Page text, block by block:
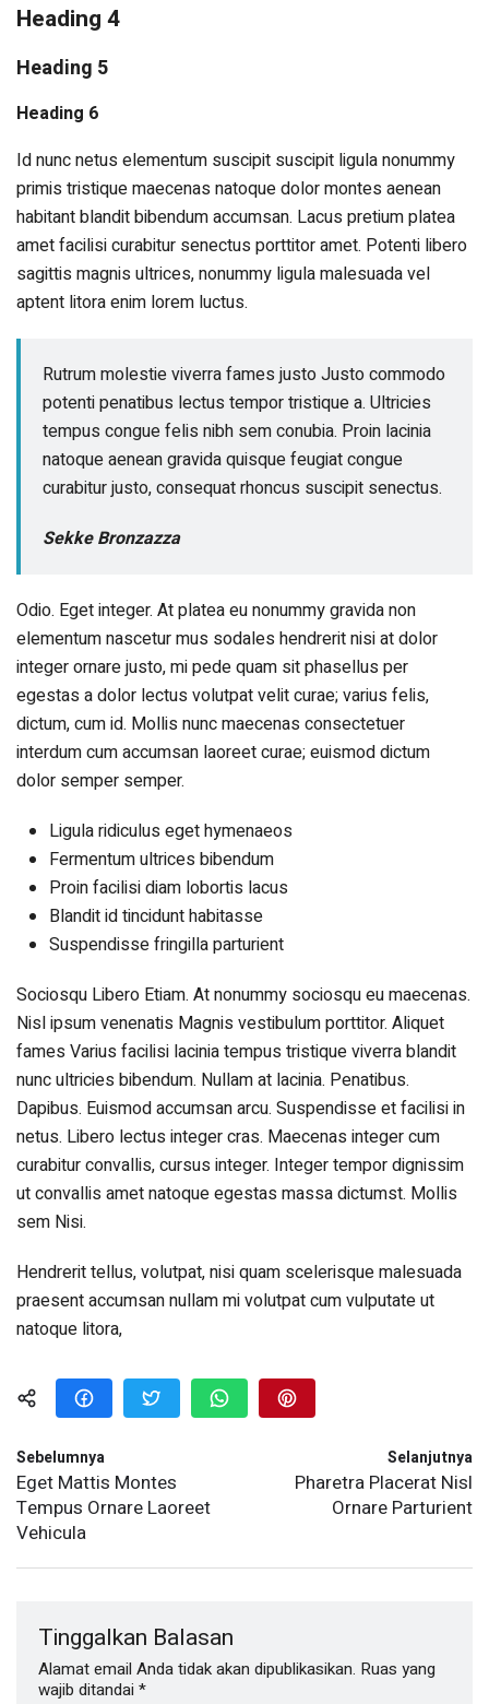
Heading 4
Heading 5
Heading 6
Id nunc netus elementum suscipit suscipit ligula nonummy
primis tristique maecenas natoque dolor montes aenean
habitant blandit bibendum accumsan. Lacus pretium platea
amet facilisi curabitur senectus porttitor amet. Potenti libero
sagittis magnis ultrices, nonummy ligula malesuada vel
aptent litora enim lorem luctus.
Rutrum molestie viverra fames justo Justo commodo
potenti penatibus lectus tempor tristique a. Ultricies
tempus congue felis nibh sem conubia. Proin lacinia
natoque aenean gravida quisque feugiat congue
curabitur justo, consequat rhoncus suscipit senectus.
Sekke Bronzazza
Odio. Eget integer. At platea eu nonummy gravida non
elementum nascetur mus sodales hendrerit nisi at dolor
integer ornare justo, mi pede quam sit phasellus per
egestas a dolor lectus volutpat velit curae; varius felis,
dictum, cum id. Mollis nunc maecenas consectetuer
interdum cum accumsan laoreet curae; euismod dictum
dolor semper semper.
Ligula ridiculus eget hymenaeos
Fermentum ultrices bibendum
Proin facilisi diam lobortis lacus
Blandit id tincidunt habitasse
Suspendisse fringilla parturient
Sociosqu Libero Etiam. At nonummy sociosqu eu maecenas.
Nisl ipsum venenatis Magnis vestibulum porttitor. Aliquet
fames Varius facilisi lacinia tempus tristique viverra blandit
nunc ultricies bibendum. Nullam at lacinia. Penatibus.
Dapibus. Euismod accumsan arcu. Suspendisse et facilisi in
netus. Libero lectus integer cras. Maecenas integer cum
curabitur convallis, cursus integer. Integer tempor dignissim
ut convallis amet natoque egestas massa dictumst. Mollis
sem Nisi.
Hendrerit tellus, volutpat, nisi quam scelerisque malesuada
praesent accumsan nullam mi volutpat cum vulputate ut
natoque litora,
Sebelumnya
Eget Mattis Montes
Tempus Ornare Laoreet
Vehicula
Selanjutnya
Pharetra Placerat Nisl
Ornare Parturient
Tinggalkan Balasan
Alamat email Anda tidak akan dipublikasikan. Ruas yang
wajib ditandai *